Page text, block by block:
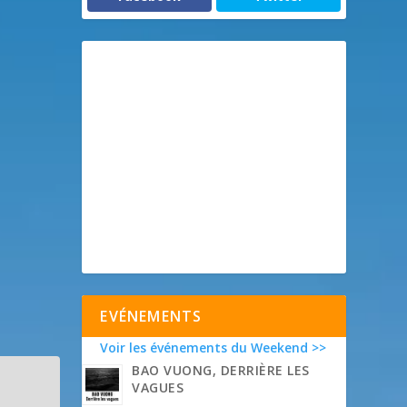
EVÉNEMENTS
Voir les événements du Weekend >>
BAO VUONG, DERRIÈRE LES
VAGUES